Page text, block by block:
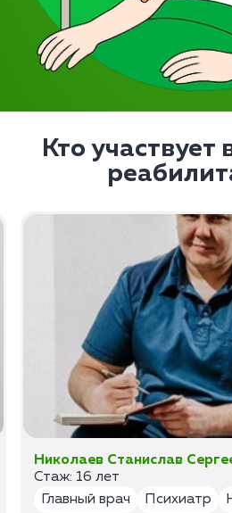
Кто участвует
Николаев Станислав
Стаж: 16 лет
Главный врач
Психиатр